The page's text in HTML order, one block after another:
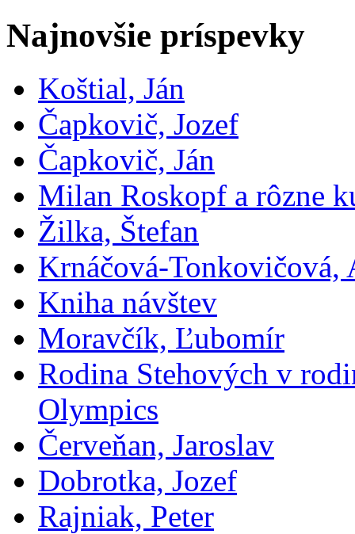
Najnovšie príspevky
Koštial, Ján
Čapkovič, Jozef
Čapkovič, Ján
Milan Roskopf a rôzne
Žilka, Štefan
Krnáčová-Tonkovičová,
Kniha návštev
Moravčík, Ľubomír
Rodina Stehových v
Olympics
Červeňan, Jaroslav
Dobrotka, Jozef
Rajniak, Peter